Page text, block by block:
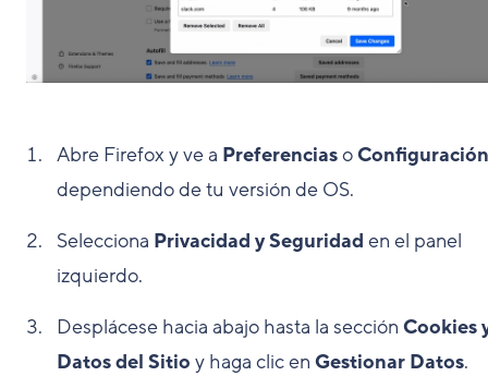
Abre Firefox y ve a PreferenciasoConfiguración
dependiendo de tu versión de OS.
Selecciona Privacidad y Seguridad en el panel
izquierdo.
Desplácese hacia abajo hasta la sección Cookies
Datos del Sitio y haga clic en Gestionar Datos.